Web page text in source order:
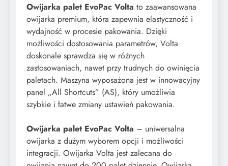
Owijarka palet EvoPac Volta to zaawansowana
owijarka premium, która zapewnia elastyczność i
wydajność w procesie pakowania. Dzięki
możliwości dostosowania parametrów, Volta
doskonale sprawdza się w różnych
zastosowaniach, nawet przy trudnych do owinięcia
paletach. Maszyna wyposażona jest w innowacyjny
panel „All Shortcuts” (AS), który umożliwia
szybkie i łatwe zmiany ustawień pakowania.
Owijarka palet EvoPac Volta – uniwersalna
owijarka z dużym wyborem opcji i możliwości
integracji. Owijarka Volta jest zalecana do